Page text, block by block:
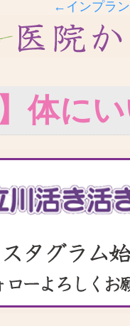
←インプラ
体に